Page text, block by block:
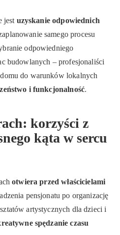
jest uzyskanie odpowiednich
samego procesu
odpowiedniego
budowlanych – profesjonaliści
do warunków lokalnych
i funkcjonalność.
korzyści z
kąta w sercu
otwiera przed właścicielami
pensjonatu po organizację
artystycznych dla dzieci i
spędzanie czasu